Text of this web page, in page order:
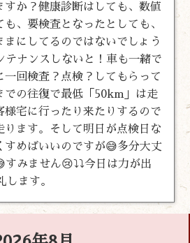
すか？健康診断はしても、数値
、要検査となったとしても、
まにしてるのではないでしょう
テナンスしないと！車も一緒で
一回検査？点検？してもらって
での往復で最低「50km」は走
様宅に行ったり来たりするので
ります。そして明日が点検日な
すめばいいのですが😅多分大丈
すみません😢⤵️⤵️今日は力が出
します。